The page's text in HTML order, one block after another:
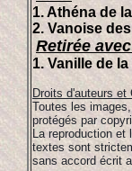
1. Athéna de
2. Vanoise
Retirée
1. Vanille de
Droits d'auteurs et
Toutes les
protégés par
La reproduction
textes sont
sans accord écrit